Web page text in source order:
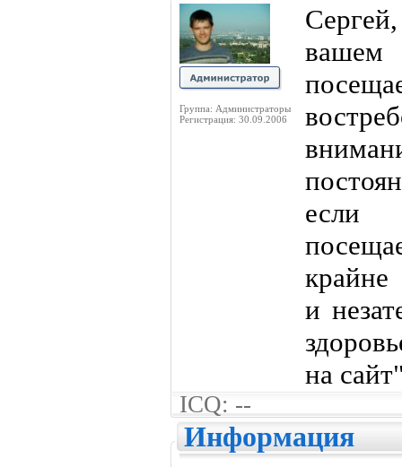
Группа: Администраторы
Регистрация: 30.09.2006
вашем
крайне
и
на
ICQ: --
Информация